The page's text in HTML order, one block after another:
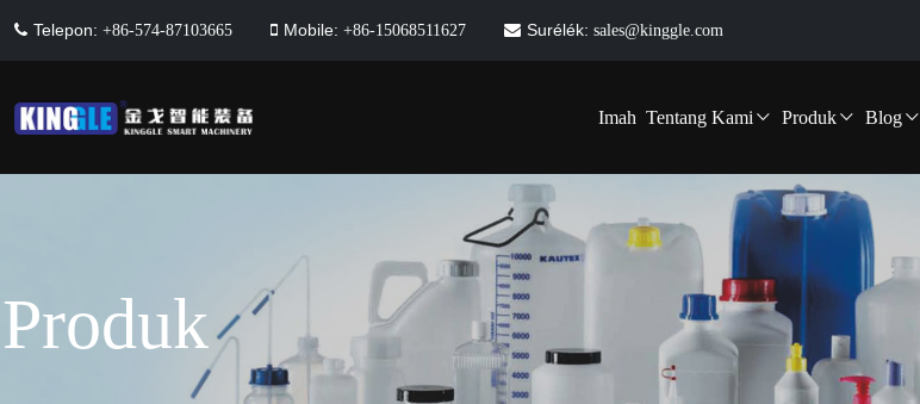
Telepon: +86-574-87103665 Mobile: +86-15068511627 Surélék: sales@kinggle.com
Imah Tentang Kami Produk Blog
Produk